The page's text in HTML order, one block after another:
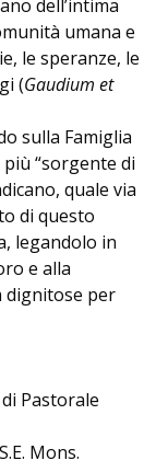
dell’intima
umana e
le speranze, le
(Gaudium et
sulla Famiglia
“sorgente di
quale via
di questo
legandolo in
e alla
dignitose per
Pastorale
Mons.